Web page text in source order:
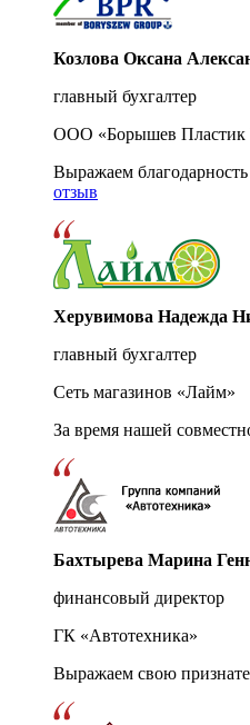
Козлова Оксана
главный бухгалтер
ООО «Борышев Пластик
Выражаем
отзыв
Херувимова Надежда
главный бухгалтер
Сеть магазинов «Лайм»
За время нашей
Бахтырева Марина
финансовый директор
ГК «Автотехника»
Выражаем свою